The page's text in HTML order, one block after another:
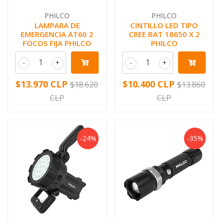
PHILCO
LAMPARA DE
EMERGENCIA AT60 2
FOCOS FIJA PHILCO
+
-
$13.970 CLP $18.620
CLP
PHILCO
CINTILLO LED TIPO
CREE BAT 18650 X 2
PHILCO
+
-
$10.400 CLP $13.860
CLP
-24% -35%